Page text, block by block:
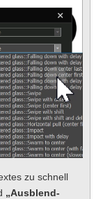
zu schnell
„Ausblend-